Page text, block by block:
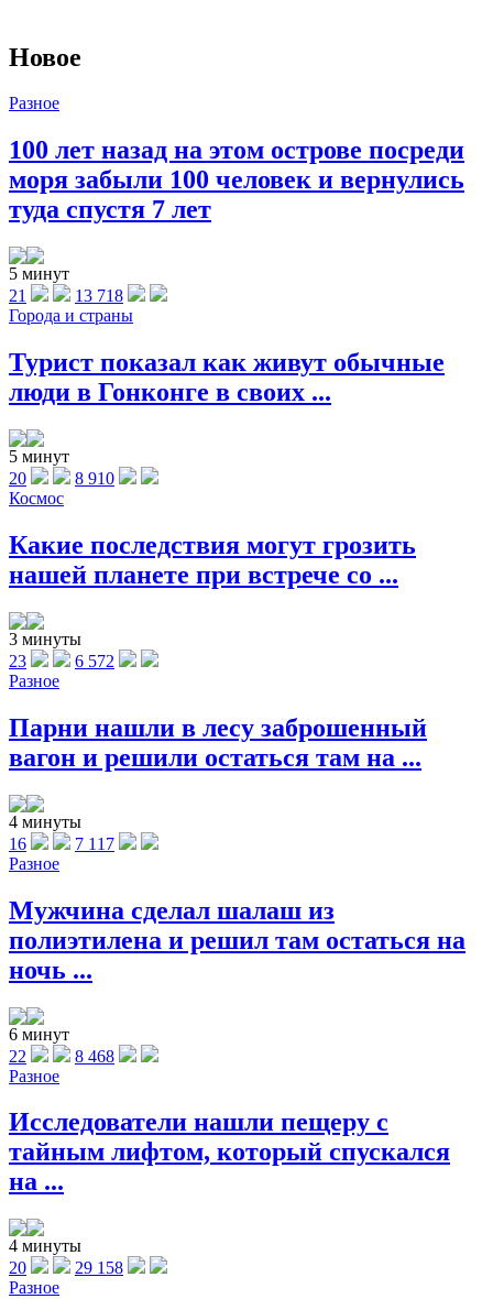
Новое
Разное
100 лет назад на этом острове посреди
моря забыли 100 человек и вернулись
туда спустя 7 лет
5 минут
21
13 718
Города и страны
Турист показал как живут обычные
люди в Гонконге в своих ...
5 минут
20
8 910
Космос
Какие последствия могут грозить
нашей планете при встрече со ...
3 минуты
23
6 572
Разное
Парни нашли в лесу заброшенный
вагон и решили остаться там на ...
4 минуты
16
7 117
Разное
Мужчина сделал шалаш из
полиэтилена и решил там остаться на
ночь ...
6 минут
22
8 468
Разное
Исследователи нашли пещеру с
тайным лифтом, который спускался
на ...
4 минуты
20
29 158
Разное